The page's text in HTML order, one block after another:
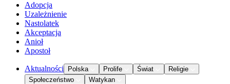
Adopcja
Uzależnienie
Nastolatek
Akceptacja
Anioł
Apostoł
Aktualności Polska Prolife Świat
Religie
Społeczeństwo
Watykan